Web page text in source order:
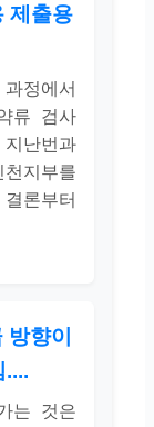
제출용
정에서
류 검사
난번과
지부를
부터
향이
....
는 것은